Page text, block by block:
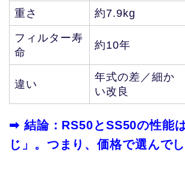
重さ 約7.9kg
フィルター寿
命
約10年
違い
年式の差／細か
い改良
➡ 結論：RS50とSS50の性能
じ」。つまり、価格で選んで